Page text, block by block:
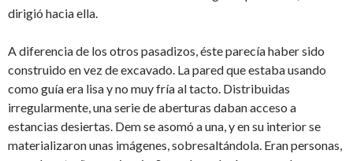
dirigió hacia ella.
A diferencia de los otros pasadizos, éste parecía haber sido
construido en vez de excavado. La pared que estaba usando
como guía era lisa y no muy fría al tacto. Distribuidas
irregularmente, una serie de aberturas daban acceso a
estancias desiertas. Dem se asomó a una, y en su interior se
materializaron unas imágenes, sobresaltándola. Eran personas,